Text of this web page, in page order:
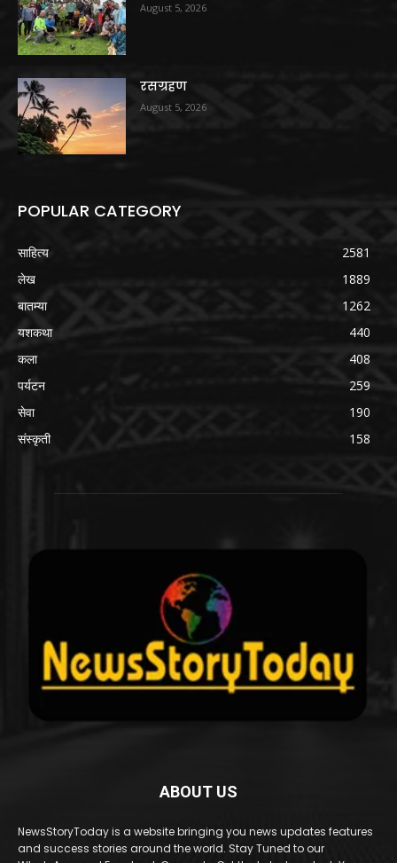
August 5, 2026
रसग्रहण
August 5, 2026
POPULAR CATEGORY
साहित्य
2581
लेख
1889
बातम्या
1262
यशकथा
440
कला
408
पर्यटन
259
सेवा
190
संस्कृती
158
ABOUT US
NewsStoryToday is a website bringing you news updates features
and success stories around the world. Stay Tuned to our